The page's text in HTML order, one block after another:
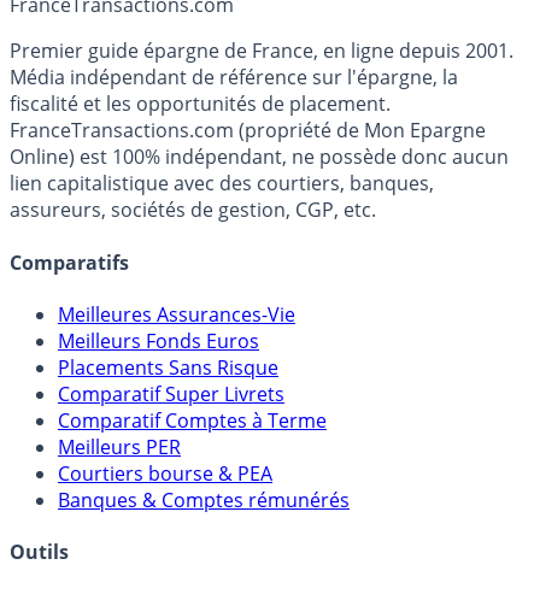
Accéder au simulateur
FranceTransactions.com
Premier guide épargne de France, en ligne depuis 2001.
Média indépendant de référence sur l'épargne, la
fiscalité et les opportunités de placement.
FranceTransactions.com (propriété de Mon Epargne
Online) est 100% indépendant, ne possède donc aucun
lien capitalistique avec des courtiers, banques,
Meilleures Assurances-Vie
Meilleurs Fonds Euros
Placements Sans Risque
Comparatif Super Livrets
Comparatif Comptes à Terme
Meilleurs PER
Courtiers bourse & PEA